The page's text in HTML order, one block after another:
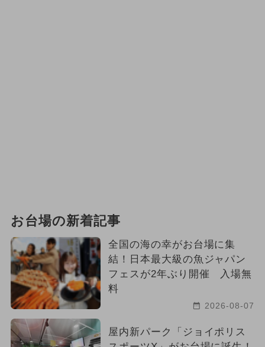
お台場の新着記事
全国の海の幸がお台場に集
結！日本最大級の魚ジャパン
フェスが2年ぶり開催 入場無
料
2026-08-07
屋内新パーク「ジョイポリス